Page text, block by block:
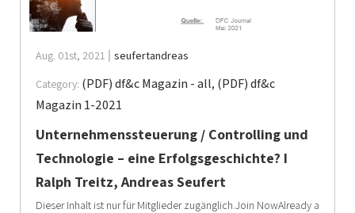
Aug. 01st, 2021
seufertandreas
Category: (PDF) df&c Magazin - all, (PDF) df&c
Magazin 1-2021
Unternehmenssteuerung / Controlling und
Technologie – eine Erfolgsgeschichte? I
Ralph Treitz, Andreas Seufert
Dieser Inhalt ist nur für Mitglieder zugänglich.Join NowAlready a